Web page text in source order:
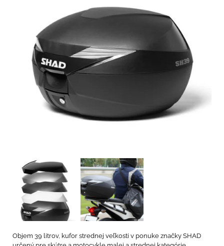
Objem 39 litrov, kufor strednej veľkosti v ponuke značky SHAD